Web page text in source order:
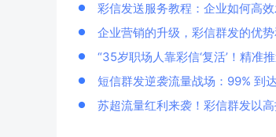
彩信发送服务教程：企业如何高
企业营销的升级，彩信群发的优
“35岁职场人靠彩信‘复活’！精准
短信群发逆袭流量战场：99% 到
苏超流量红利来袭！彩信群发以